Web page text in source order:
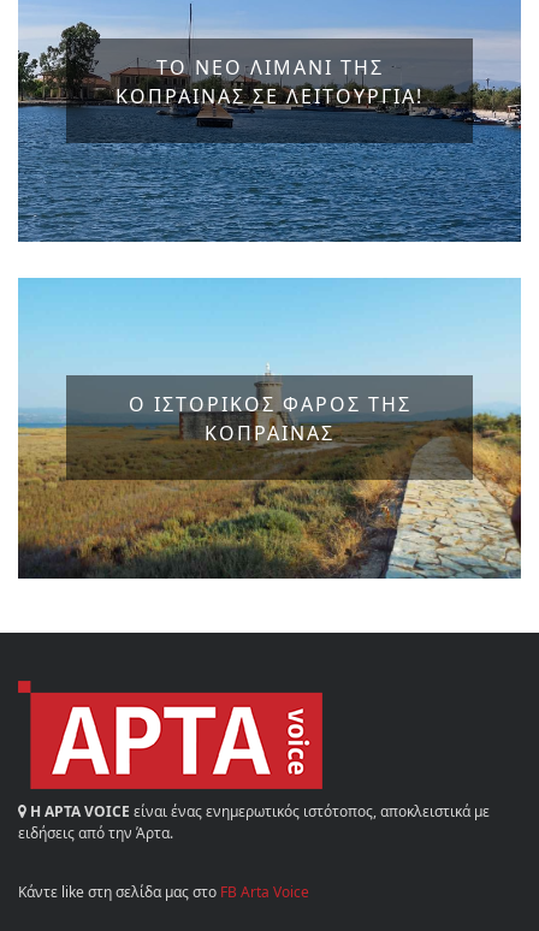
ΤΟ ΝΕΟ ΛΙΜΑΝΙ ΤΗΣ
ΚΟΠΡΑΙΝΑΣ ΣΕ ΛΕΙΤΟΥΡΓΙΑ!
Ο ΙΣΤΟΡΙΚΟΣ ΦΑΡΟΣ ΤΗΣ
ΚΟΠΡΑΙΝΑΣ
Η ΑΡΤΑ VOICE είναι ένας ενημερωτικός ιστότοπος, αποκλειστικά με
ειδήσεις από την Άρτα.
Κάντε like στη σελίδα μας στο FB Arta Voice